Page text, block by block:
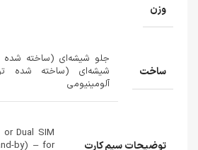
وزن
ساخت
جلو شیشه‌ای (ساخته
شیشه‌ای (ساخته شده
آلومینیومی
توضیحات سیم کارت
or Dual SIM
by) – for